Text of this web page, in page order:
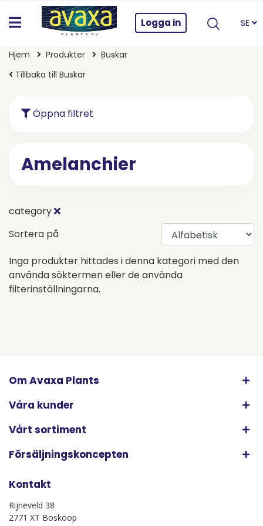
Logga in SE
Hjem Produkter
Buskar
Tillbaka till Buskar
Öppna filtret
Amelanchier
category
Sortera på
Inga produkter hittades i denna kategori med den
använda söktermen eller de använda
filterinställningarna.
Om Avaxa Plants
Våra kunder
Vårt sortiment
Försäljningskoncepten
Kontakt
Rijneveld 38
2771 XT Boskoop